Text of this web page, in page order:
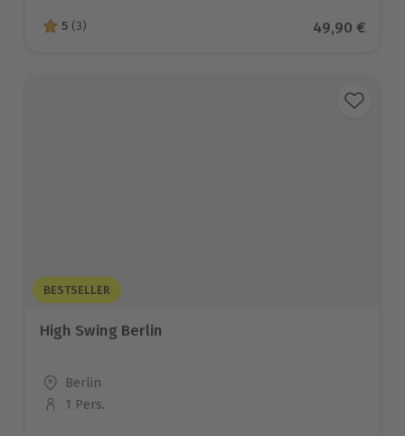
5 von 5 Sternen basierend auf 3 Bewertungen
5 (3) Aktueller
49,90 €
BESTSELLER
High Swing Berlin
Standort
Berlin
Anzahl der Teilnehmer
1 Pers.